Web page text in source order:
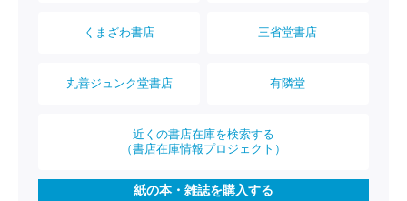
くまざわ書店 三省堂書店
丸善ジュンク堂書店 有隣堂
近くの書店在庫を検索する
（書店在庫情報プロジェクト）
紙の本・雑誌を購入する